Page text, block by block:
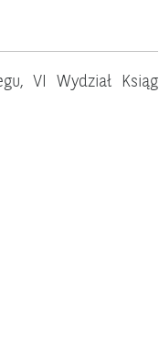
VI Wydział Ksiąg